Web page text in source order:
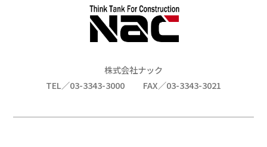
株式会社ナック
TEL／03-3343-3000
FAX／03-3343-3021